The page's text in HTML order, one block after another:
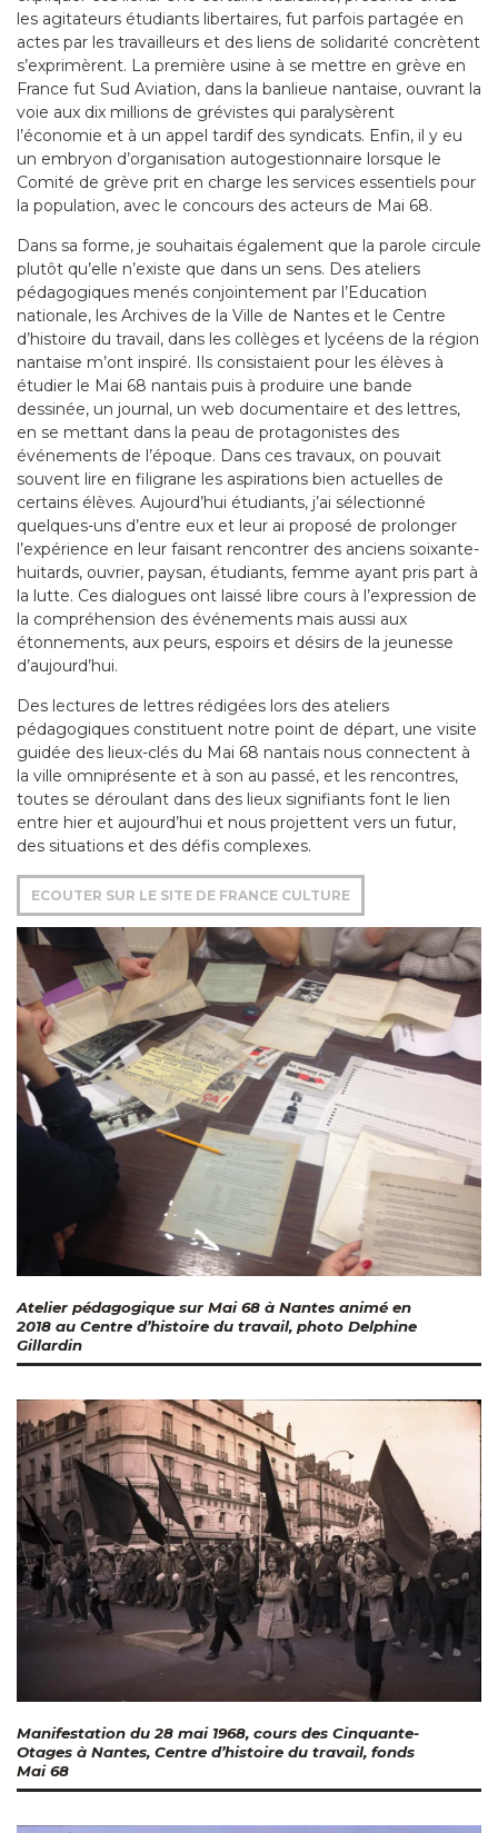
les agitateurs étudiants libertaires, fut parfois partagée en
actes par les travailleurs et des liens de solidarité concrètent
s’exprimèrent. La première usine à se mettre en grève en
France fut Sud Aviation, dans la banlieue nantaise, ouvrant la
voie aux dix millions de grévistes qui paralysèrent
l’économie et à un appel tardif des syndicats. Enfin, il y eu
un embryon d’organisation autogestionnaire lorsque le
Comité de grève prit en charge les services essentiels pour
la population, avec le concours des acteurs de Mai 68.
Dans sa forme, je souhaitais également que la parole circule
plutôt qu’elle n’existe que dans un sens. Des ateliers
pédagogiques menés conjointement par l’Education
nationale, les Archives de la Ville de Nantes et le Centre
d’histoire du travail, dans les collèges et lycéens de la région
nantaise m’ont inspiré. Ils consistaient pour les élèves à
étudier le Mai 68 nantais puis à produire une bande
dessinée, un journal, un web documentaire et des lettres,
en se mettant dans la peau de protagonistes des
événements de l’époque. Dans ces travaux, on pouvait
souvent lire en filigrane les aspirations bien actuelles de
certains élèves. Aujourd’hui étudiants, j’ai sélectionné
quelques-uns d’entre eux et leur ai proposé de prolonger
l’expérience en leur faisant rencontrer des anciens soixante-
huitards, ouvrier, paysan, étudiants, femme ayant pris part à
la lutte. Ces dialogues ont laissé libre cours à l’expression de
la compréhension des événements mais aussi aux
étonnements, aux peurs, espoirs et désirs de la jeunesse
d’aujourd’hui.
Des lectures de lettres rédigées lors des ateliers
pédagogiques constituent notre point de départ, une visite
guidée des lieux-clés du Mai 68 nantais nous connectent à
la ville omniprésente et à son au passé, et les rencontres,
toutes se déroulant dans des lieux signifiants font le lien
entre hier et aujourd’hui et nous projettent vers un futur,
des situations et des défis complexes.
ECOUTER SUR LE SITE DE FRANCE CULTURE
Atelier pédagogique sur Mai 68 à Nantes animé en
2018 au Centre d’histoire du travail, photo Delphine
Gillardin
Manifestation du 28 mai 1968, cours des Cinquante-
Otages à Nantes, Centre d’histoire du travail, fonds
Mai 68